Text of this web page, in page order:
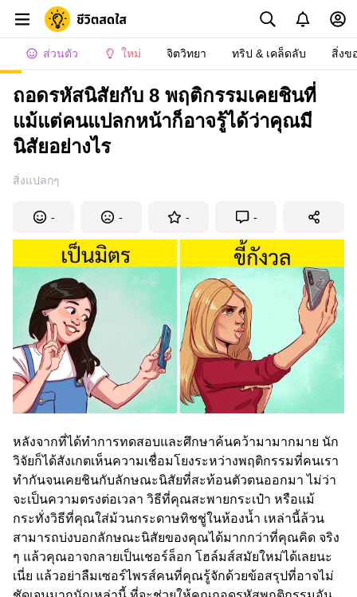
ส่วนตัว ใหม่ จิตวิทยา ทริป & เคล็ดลับ สิ่งข
ถอดรหัสนิสัยกับ 8 พฤติกรรมเคยชินที่
แม้แต่คนแปลกหน้าก็อาจรู้ได้ว่าคุณมี
นิสัยอย่างไร
สิ่งแปลกๆ
- - - -
หลังจากที่ได้ทำการทดสอบและศึกษาค้นคว้ามามากมาย นัก
วิจัยก็ได้สังเกตเห็นความเชื่อมโยงระหว่างพฤติกรรมที่คนเรา
ทำกันจนเคยชินกับลักษณะนิสัยที่สะท้อนตัวตนออกมา ไม่ว่า
จะเป็นความตรงต่อเวลา วิธีที่คุณสะพายกระเป๋า หรือแม้
กระทั่งวิธีที่คุณใส่ม้วนกระดาษทิชชู่ในห้องน้ำ เหล่านี้ล้วน
สามารถบ่งบอกลักษณะนิสัยของคุณได้มากกว่าที่คุณคิด จริง
ๆ แล้วคุณอาจกลายเป็นเชอร์ล็อก โฮล์มส์สมัยใหม่ได้เลยนะ
เนี่ย แล้วอย่าลืมเซอร์ไพรส์คนที่คุณรู้จักด้วยข้อสรุปที่อาจไม่